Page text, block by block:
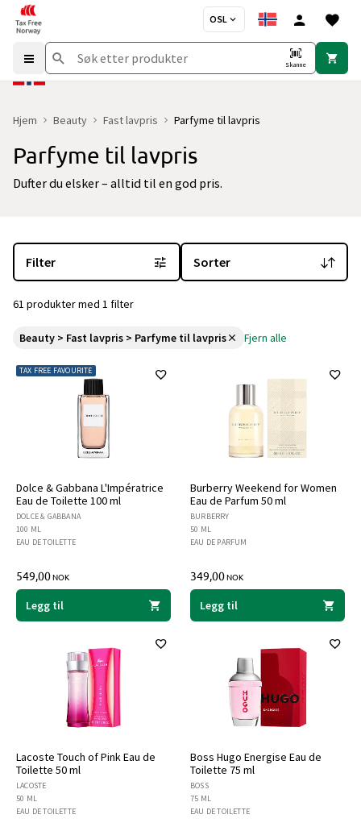
OSL
Skanne
Hjem Beauty Fast lavpris Parfyme til lavpris
Parfyme til lavpris
Dufter du elsker – alltid til en god pris.
Filter Sorter
61 produkter med 1 filter
Beauty > Fast lavpris > Parfyme til lavpris Fjern alle
Dolce & Gabbana L'Impératrice
Eau de Toilette 100 ml
TAX FREE FAVOURITE
DOLCE & GABBANA
100 ML
EAU DE TOILETTE
549,00NOK
Legg til
Burberry Weekend for Women
Eau de Parfum 50 ml
BURBERRY
50 ML
EAU DE PARFUM
349,00NOK
Legg til
Lacoste Touch of Pink Eau de
Toilette 50 ml
LACOSTE
50 ML
EAU DE TOILETTE
Boss Hugo Energise Eau de
Toilette 75 ml
BOSS
75 ML
EAU DE TOILETTE